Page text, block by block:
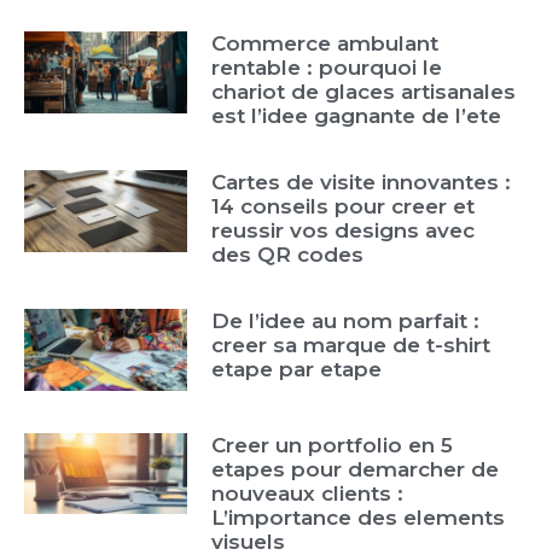
Commerce ambulant
rentable : pourquoi le
chariot de glaces artisanales
est l’idee gagnante de l’ete
Cartes de visite innovantes :
14 conseils pour creer et
reussir vos designs avec
des QR codes
De l’idee au nom parfait :
creer sa marque de t-shirt
etape par etape
Creer un portfolio en 5
etapes pour demarcher de
nouveaux clients :
L’importance des elements
visuels